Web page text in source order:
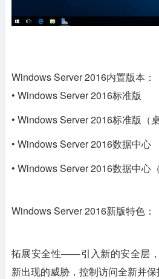
Windows Server 2016内置版本：
• Windows Server 2016标准版
• Windows Server 2016标准版（
• Windows Server 2016数据中心
• Windows Server 2016数据中心
Windows Server 2016新版特色：
拓展安全性——引入新的安全层
新出现的威胁，控制访问全新并保